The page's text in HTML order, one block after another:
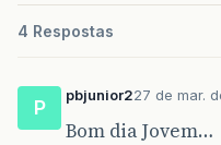
4 Respostas
P
pbjunior227 de mar.
Bom dia Jovem…